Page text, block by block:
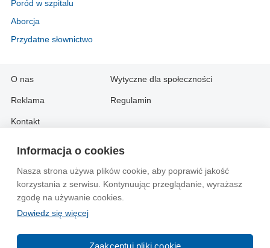
Informacja o cookies
Nasza strona używa plików cookie, aby poprawić jakość
korzystania z serwisu. Kontynuując przeglądanie, wyrażasz
zgodę na używanie cookies.
Dowiedz się więcej
Zaakceptuj pliki cookie
Poród w szpitalu
Aborcja
Przydatne słownictwo
O nas
Reklama
Kontakt
Wytyczne dla społeczności
Regulamin
Information in English:
About
Advertise
Contact